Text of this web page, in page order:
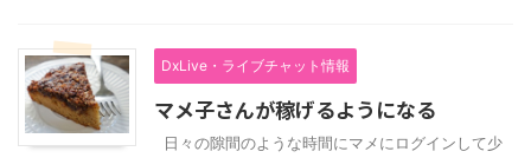
DxLive・ライブチャット情報
マメ子さんが稼げるようになる
日々の隙間のような時間にマメにログインして少